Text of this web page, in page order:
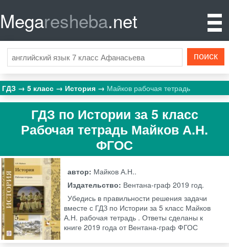
Megaresheba.net
ГДЗ 5 класс История Майков рабочая тетрадь
ГДЗ по Истории за 5 класс
Рабочая тетрадь Майков А.Н.
ФГОС
автор: Майков А.Н..
Издательство: Вентана-граф 2019 год.
Убедись в правильности решения задачи
вместе с ГДЗ по Истории за 5 класс Майков
А.Н. рабочая тетрадь . Ответы сделаны к
книге 2019 года от Вентана-граф ФГОС